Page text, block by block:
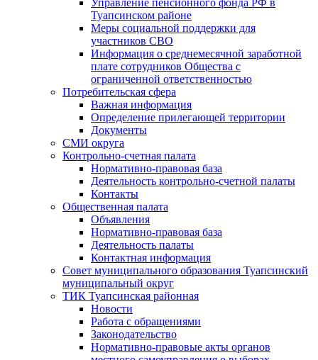
Управление пенсионного фонда РФ в
Туапсинском районе
Меры социальной поддержки для
участников СВО
Информация о среднемесячной заработной
плате сотрудников Общества с
ограниченной ответственностью
Потребительская сфера
Важная информация
Определение прилегающей территории
Документы
СМИ округа
Контрольно-счетная палата
Нормативно-правовая база
Деятельность контрольно-счетной палаты
Контакты
Общественная палата
Объявления
Нормативно-правовая база
Деятельность палаты
Контактная информация
Совет муниципального образования Туапсинский
муниципальный округ
ТИК Туапсинская районная
Новости
Работа с обращениями
Законодательство
Нормативно-правовые акты органов